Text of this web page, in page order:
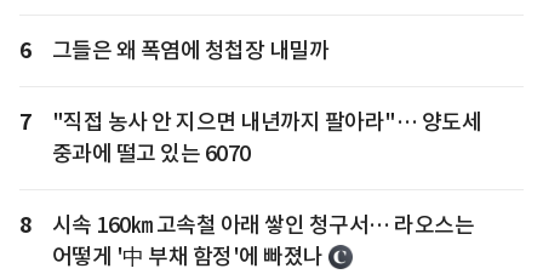
6 그들은 왜 폭염에 청첩장 내밀까
7
"직접 농사 안 지으면 내년까지 팔아라"… 양도세
중과에 떨고 있는 6070
8
시속 160㎞ 고속철 아래 쌓인 청구서… 라오스는
어떻게 '中 부채 함정'에 빠졌나